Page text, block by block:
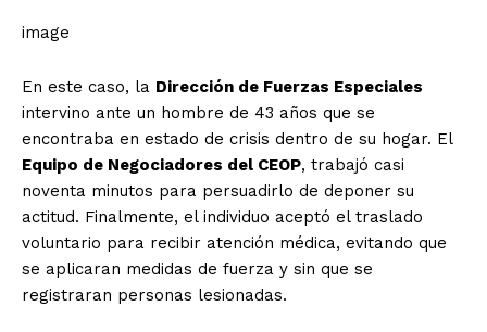
image
En este caso, la Dirección de Fuerzas Especiales
intervino ante un hombre de 43 años que se
encontraba en estado de crisis dentro de su hogar. El
Equipo de Negociadores del CEOP, trabajó casi
noventa minutos para persuadirlo de deponer su
actitud. Finalmente, el individuo aceptó el traslado
voluntario para recibir atención médica, evitando que
se aplicaran medidas de fuerza y sin que se
registraran personas lesionadas.